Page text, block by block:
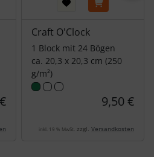
Craft O'Clock
1 Block mit 24 Bögen
ca. 20,3 x 20,3 cm (250
g/m²)
9,50 €
inkl. 19 % MwSt. zzgl. Versandkosten